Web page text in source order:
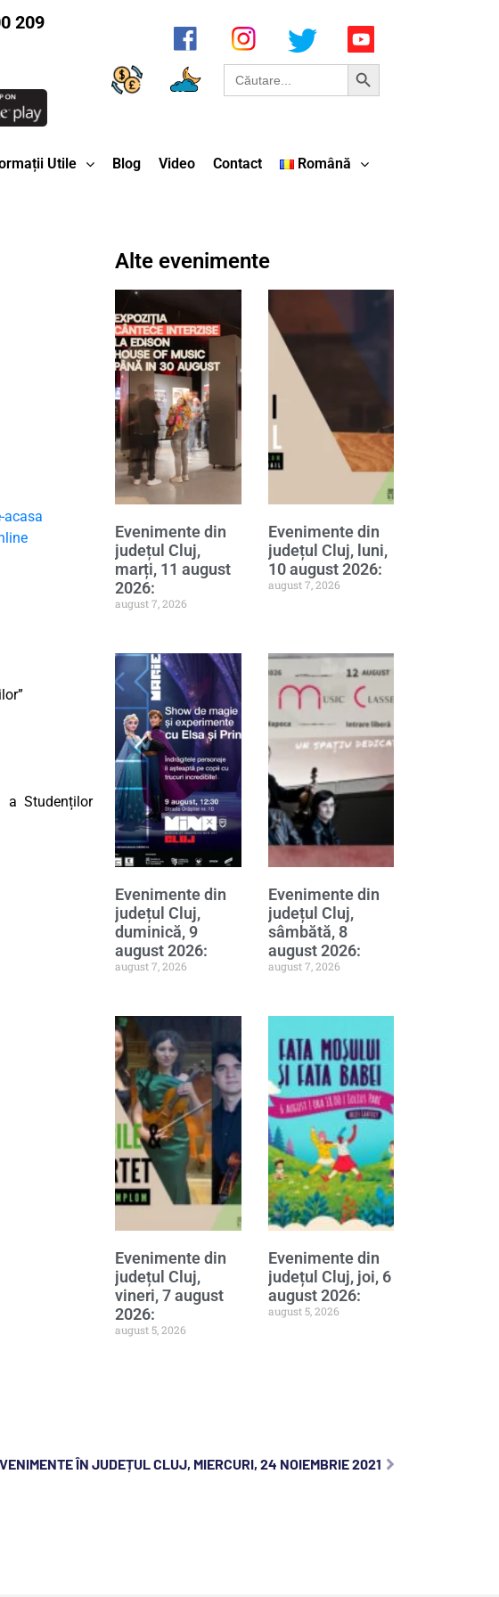
209
Search
for:
Search Button
Utile Blog Video Contact Română
acasa
a Studenților
Alte evenimente
Evenimente din
județul Cluj,
marți, 11 august
2026:
august 7, 2026
Evenimente din
județul Cluj, luni,
10 august 2026:
august 7, 2026
Evenimente din
județul Cluj,
duminică, 9
august 2026:
august 7, 2026
Evenimente din
județul Cluj,
sâmbătă, 8
august 2026:
august 7, 2026
Evenimente din
județul Cluj,
vineri, 7 august
2026:
august 5, 2026
Evenimente din
județul Cluj, joi, 6
august 2026:
august 5, 2026
ÎN JUDEȚUL CLUJ, MIERCURI, 24 NOIEMBRIE 2021